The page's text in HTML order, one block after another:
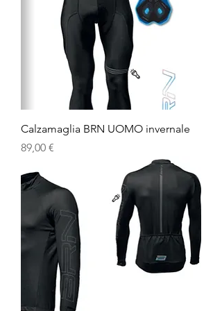
Calzamaglia BRN UOMO invernale
Prezzo
89,00 €